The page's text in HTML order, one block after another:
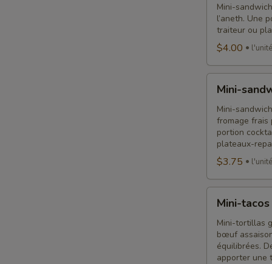
saumon
fumé
Mini-
l’aneth. Une
traiteur ou
$4.00
sandwich
tomate
pesto
Mini-
Mini-
fromage frais
portion
plateaux-
$3.75
tacos
Mini-tacos
Mini-tortillas
bœuf
équilibrées.
apporter une